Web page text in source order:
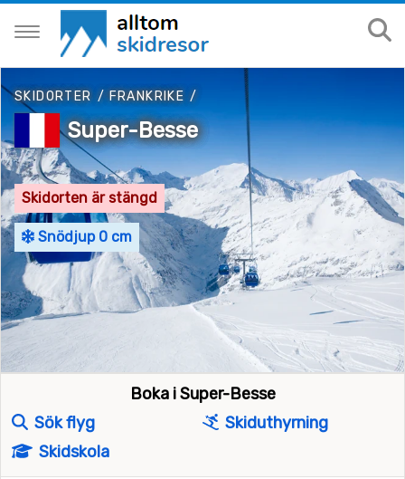
SKIDORTER /FRANKRIKE /
Super-Besse
Skidorten är stängd
Snödjup 0 cm
Boka i Super-Besse
Sök flyg
Skiduthyrning
Skidskola